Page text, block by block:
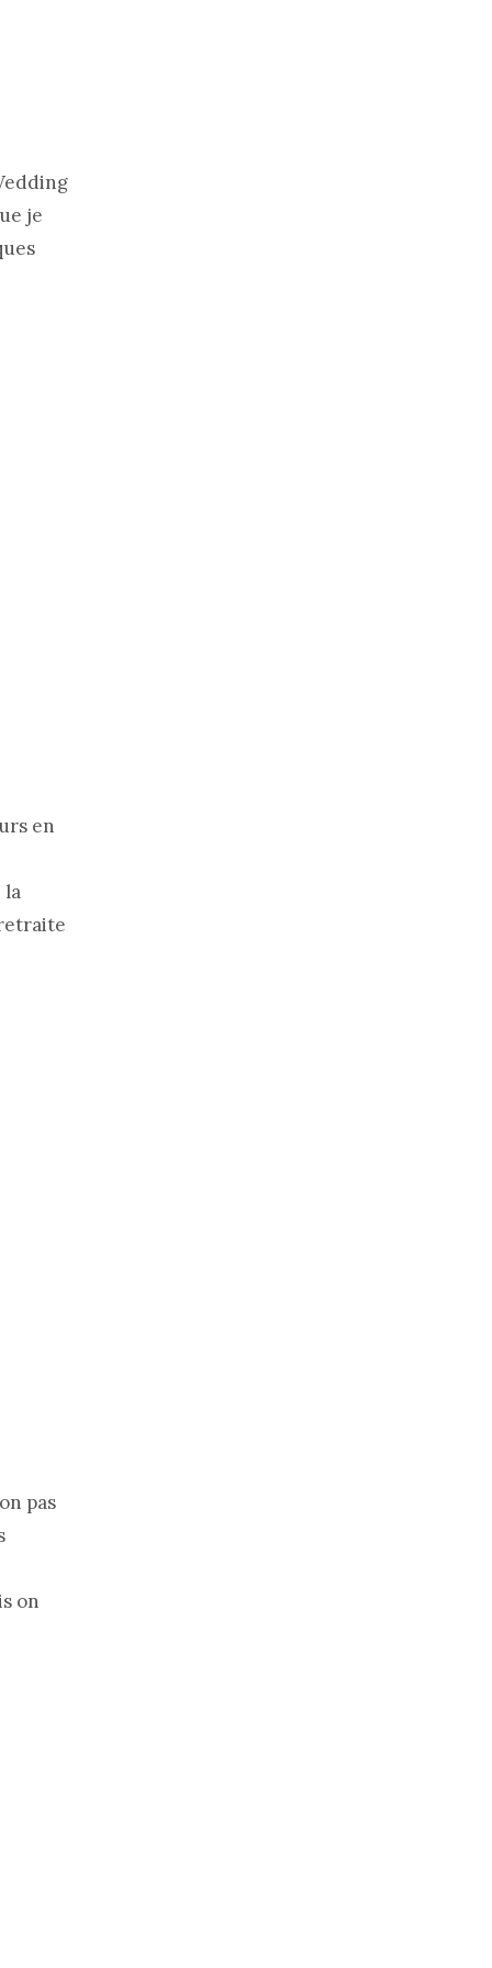
je
en
la
pas
on